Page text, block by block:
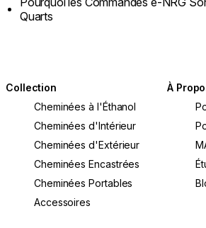
Quarts
Collection
Cheminées à l'Éthanol
Cheminées d'Intérieur
Cheminées d'Extérieur
Cheminées Encastrées
Cheminées Portables
Accessoires
À